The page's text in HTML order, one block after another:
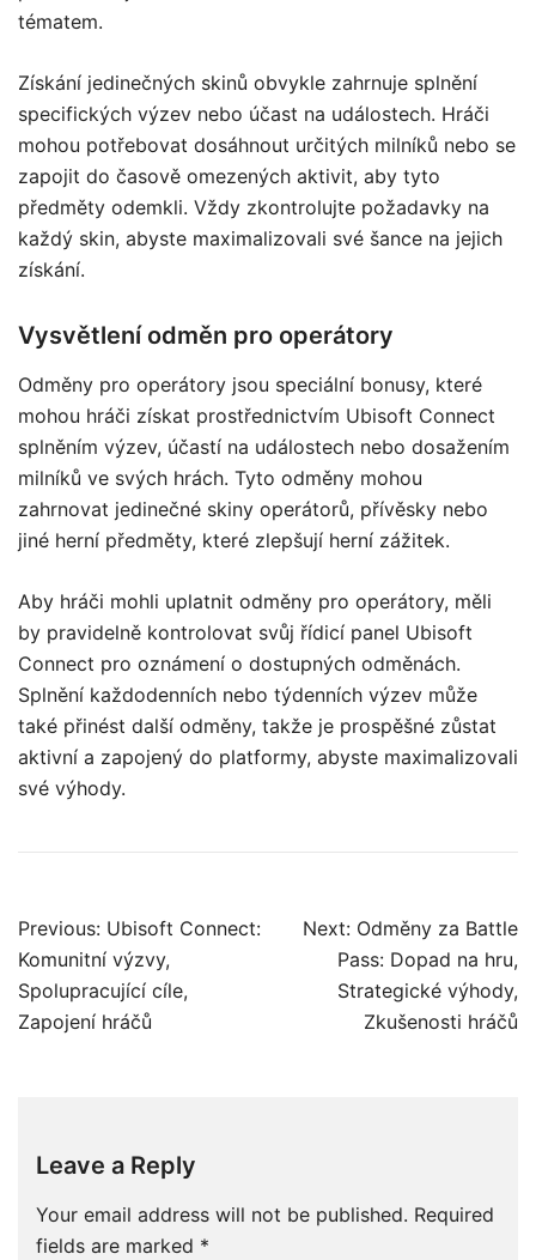
tématem.
Získání jedinečných skinů obvykle zahrnuje splnění
specifických výzev nebo účast na událostech. Hráči
mohou potřebovat dosáhnout určitých milníků nebo se
zapojit do časově omezených aktivit, aby tyto
předměty odemkli. Vždy zkontrolujte požadavky na
každý skin, abyste maximalizovali své šance na jejich
získání.
Vysvětlení odměn pro operátory
Odměny pro operátory jsou speciální bonusy, které
mohou hráči získat prostřednictvím Ubisoft Connect
splněním výzev, účastí na událostech nebo dosažením
milníků ve svých hrách. Tyto odměny mohou
zahrnovat jedinečné skiny operátorů, přívěsky nebo
jiné herní předměty, které zlepšují herní zážitek.
Aby hráči mohli uplatnit odměny pro operátory, měli
by pravidelně kontrolovat svůj řídicí panel Ubisoft
Connect pro oznámení o dostupných odměnách.
Splnění každodenních nebo týdenních výzev může
také přinést další odměny, takže je prospěšné zůstat
aktivní a zapojený do platformy, abyste maximalizovali
své výhody.
Post
navigation
Previous: Ubisoft Connect:
Komunitní výzvy,
Spolupracující cíle,
Zapojení hráčů
Next: Odměny za Battle
Pass: Dopad na hru,
Strategické výhody,
Zkušenosti hráčů
Leave a Reply
Your email address will not be published. Required
fields are marked *